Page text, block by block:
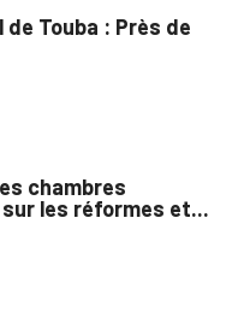
de Touba : Près de
chambres
les réformes et...